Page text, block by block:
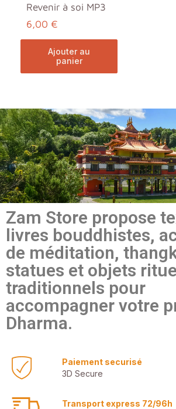
Revenir à soi MP3
6,00 €
ajouter au
panier
Zam Store propose
livres bouddhistes,
de méditation,
statues et objets
traditionnels pour
accompagner votre
Dharma.
Paiement securisé
3D Secure
Transport express 72/96h